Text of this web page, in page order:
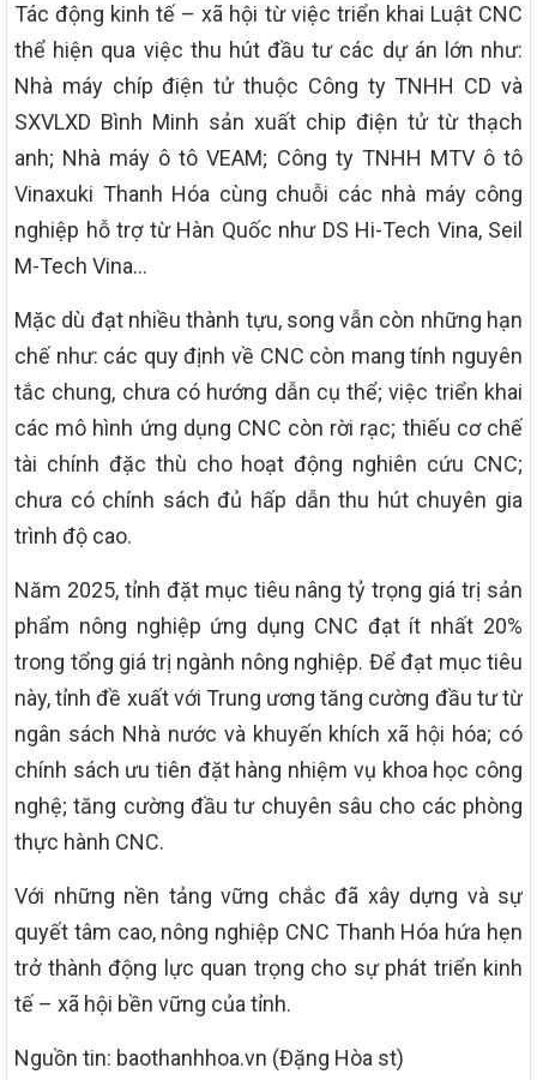
Tác động kinh tế – xã hội từ việc triển khai Luật CNC
thể hiện qua việc thu hút đầu tư các dự án lớn như:
Nhà máy chíp điện tử thuộc Công ty TNHH CD và
SXVLXD Bình Minh sản xuất chip điện tử từ thạch
anh; Nhà máy ô tô VEAM; Công ty TNHH MTV ô tô
Vinaxuki Thanh Hóa cùng chuỗi các nhà máy công
nghiệp hỗ trợ từ Hàn Quốc như DS Hi-Tech Vina, Seil
M-Tech Vina…
Mặc dù đạt nhiều thành tựu, song vẫn còn những hạn
chế như: các quy định về CNC còn mang tính nguyên
tắc chung, chưa có hướng dẫn cụ thể; việc triển khai
các mô hình ứng dụng CNC còn rời rạc; thiếu cơ chế
tài chính đặc thù cho hoạt động nghiên cứu CNC;
chưa có chính sách đủ hấp dẫn thu hút chuyên gia
trình độ cao.
Năm 2025, tỉnh đặt mục tiêu nâng tỷ trọng giá trị sản
phẩm nông nghiệp ứng dụng CNC đạt ít nhất 20%
trong tổng giá trị ngành nông nghiệp. Để đạt mục tiêu
này, tỉnh đề xuất với Trung ương tăng cường đầu tư từ
ngân sách Nhà nước và khuyến khích xã hội hóa; có
chính sách ưu tiên đặt hàng nhiệm vụ khoa học công
nghệ; tăng cường đầu tư chuyên sâu cho các phòng
thực hành CNC.
Với những nền tảng vững chắc đã xây dựng và sự
quyết tâm cao, nông nghiệp CNC Thanh Hóa hứa hẹn
trở thành động lực quan trọng cho sự phát triển kinh
tế – xã hội bền vững của tỉnh.
Nguồn tin: baothanhhoa.vn (Đặng Hòa st)